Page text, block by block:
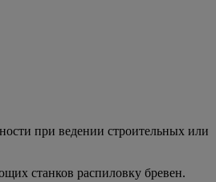
при ведении строительных или
станков распиловку бревен.